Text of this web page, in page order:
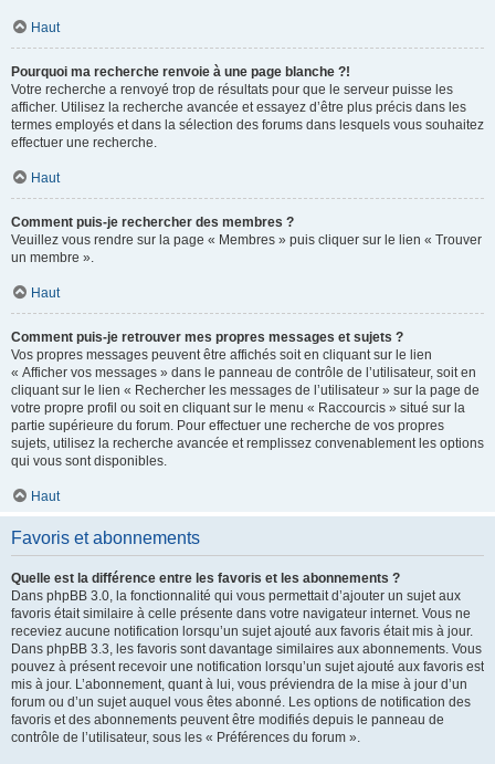
Haut
Pourquoi ma recherche renvoie à une page blanche ?!
Votre recherche a renvoyé trop de résultats pour que le serveur puisse les
afficher. Utilisez la recherche avancée et essayez d’être plus précis dans les
termes employés et dans la sélection des forums dans lesquels vous souhaitez
effectuer une recherche.
Haut
Comment puis-je rechercher des membres ?
Veuillez vous rendre sur la page « Membres » puis cliquer sur le lien « Trouver
un membre ».
Haut
Comment puis-je retrouver mes propres messages et sujets ?
Vos propres messages peuvent être affichés soit en cliquant sur le lien
« Afficher vos messages » dans le panneau de contrôle de l’utilisateur, soit en
cliquant sur le lien « Rechercher les messages de l’utilisateur » sur la page de
votre propre profil ou soit en cliquant sur le menu « Raccourcis » situé sur la
partie supérieure du forum. Pour effectuer une recherche de vos propres
sujets, utilisez la recherche avancée et remplissez convenablement les options
qui vous sont disponibles.
Haut
Favoris et abonnements
Quelle est la différence entre les favoris et les abonnements ?
Dans phpBB 3.0, la fonctionnalité qui vous permettait d’ajouter un sujet aux
favoris était similaire à celle présente dans votre navigateur internet. Vous ne
receviez aucune notification lorsqu’un sujet ajouté aux favoris était mis à jour.
Dans phpBB 3.3, les favoris sont davantage similaires aux abonnements. Vous
pouvez à présent recevoir une notification lorsqu’un sujet ajouté aux favoris est
mis à jour. L’abonnement, quant à lui, vous préviendra de la mise à jour d’un
forum ou d’un sujet auquel vous êtes abonné. Les options de notification des
favoris et des abonnements peuvent être modifiés depuis le panneau de
contrôle de l’utilisateur, sous les « Préférences du forum ».